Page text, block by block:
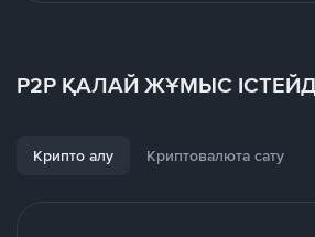
P2P ҚАЛАЙ ЖҰМЫС
Крипто алу Криптовалюта сату